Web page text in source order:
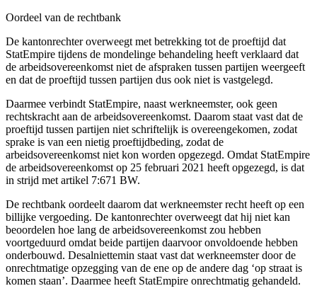
Oordeel van de rechtbank
De kantonrechter overweegt met betrekking tot de proeftijd dat
StatEmpire tijdens de mondelinge behandeling heeft verklaard dat
de arbeidsovereenkomst niet de afspraken tussen partijen weergeeft
en dat de proeftijd tussen partijen dus ook niet is vastgelegd.
Daarmee verbindt StatEmpire, naast werkneemster, ook geen
rechtskracht aan de arbeidsovereenkomst. Daarom staat vast dat de
proeftijd tussen partijen niet schriftelijk is overeengekomen, zodat
sprake is van een nietig proeftijdbeding, zodat de
arbeidsovereenkomst niet kon worden opgezegd. Omdat StatEmpire
de arbeidsovereenkomst op 25 februari 2021 heeft opgezegd, is dat
in strijd met artikel 7:671 BW.
De rechtbank oordeelt daarom dat werkneemster recht heeft op een
billijke vergoeding. De kantonrechter overweegt dat hij niet kan
beoordelen hoe lang de arbeidsovereenkomst zou hebben
voortgeduurd omdat beide partijen daarvoor onvoldoende hebben
onderbouwd. Desalniettemin staat vast dat werkneemster door de
onrechtmatige opzegging van de ene op de andere dag ‘op straat is
komen staan’. Daarmee heeft StatEmpire onrechtmatig gehandeld.